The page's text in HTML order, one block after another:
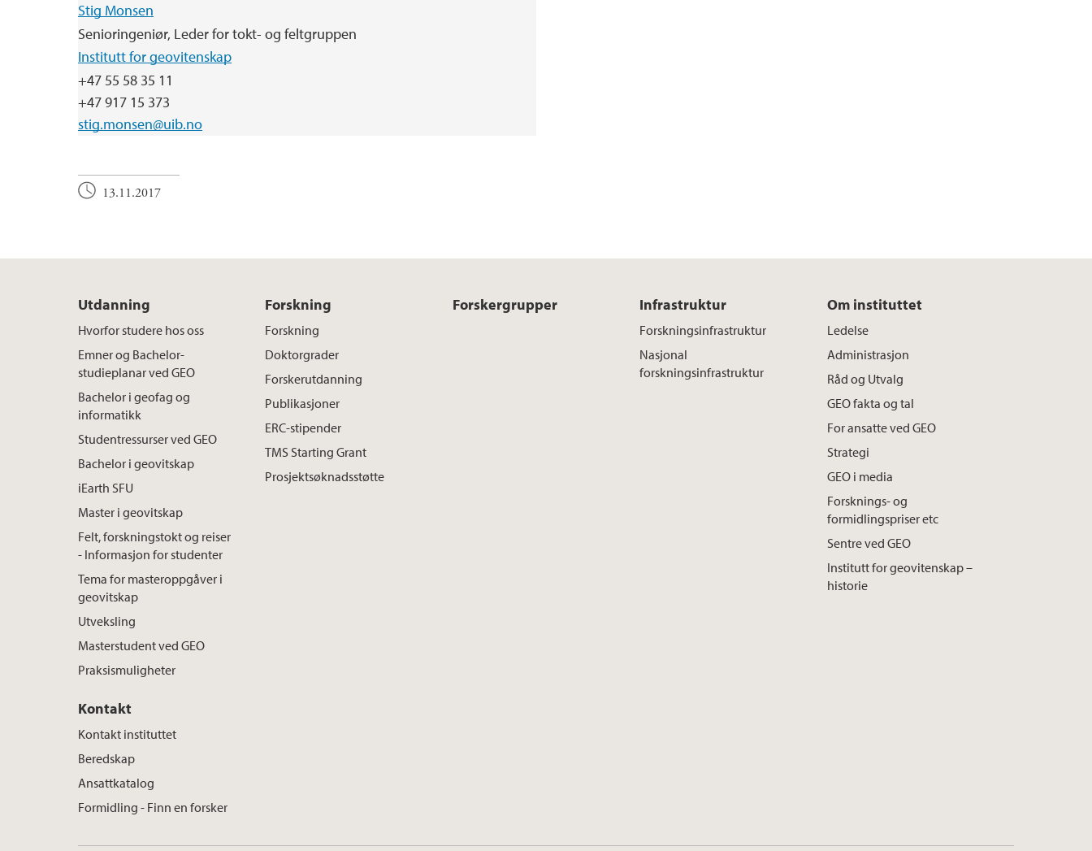
Stig Monsen
Senioringeniør, Leder for tokt- og feltgruppen
Institutt for geovitenskap
+47 55 58 35 11
+47 917 15 373
stig.monsen@uib.no
13.11.2017
Utdanning
Hvorfor studere hos oss
Emner og Bachelor-
studieplanar ved GEO
Bachelor i geofag og
informatikk
Studentressurser ved GEO
Bachelor i geovitskap
iEarth SFU
Master i geovitskap
Felt, forskningstokt og reiser
- Informasjon for studenter
Tema for masteroppgåver i
geovitskap
Utveksling
Masterstudent ved GEO
Praksismuligheter
Forskning
Forskning
Doktorgrader
Forskerutdanning
Publikasjoner
ERC-stipender
TMS Starting Grant
Prosjektsøknadsstøtte
Forskergrupper Infrastruktur
Forskningsinfrastruktur
Nasjonal
forskningsinfrastruktur
Om instituttet
Ledelse
Administrasjon
Råd og Utvalg
GEO fakta og tal
For ansatte ved GEO
Strategi
GEO i media
Forsknings- og
formidlingspriser etc
Sentre ved GEO
Institutt for geovitenskap –
historie
Kontakt
Kontakt instituttet
Beredskap
Ansattkatalog
Formidling - Finn en forsker